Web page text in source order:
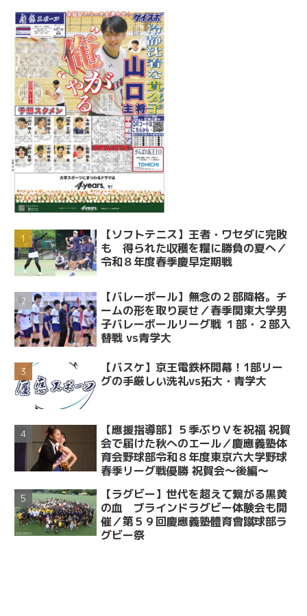
【ソフトテニス】王者・ワセダに完敗
も 得られた収穫を糧に勝負の夏へ／
令和８年度春季慶早定期戦
【バレーボール】無念の２部降格。チ
ームの形を取り戻せ／春季関東大学男
子バレーボールリーグ戦 １部・２部入
替戦 vs青学大
【バスケ】京王電鉄杯開幕！1部リー
グの手厳しい洗礼vs拓大・青学大
【應援指導部】５季ぶりＶを祝福 祝賀
会で届けた秋へのエール／慶應義塾体
育会野球部令和８年度東京六大学野球
春季リーグ戦優勝 祝賀会～後編～
【ラグビー】世代を超えて繋がる黒黄
の血 ブラインドラグビー体験会も開
催／第５９回慶應義塾體育會蹴球部ラ
グビー祭